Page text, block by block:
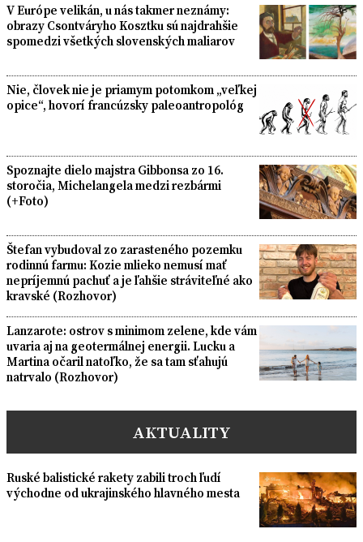
V Európe velikán, u nás takmer neznámy:
obrazy Csontváryho Kosztku sú najdrahšie
spomedzi všetkých slovenských maliarov
Nie, človek nie je priamym potomkom „veľkej
opice“, hovorí francúzsky paleoantropológ
Spoznajte dielo majstra Gibbonsa zo 16.
storočia, Michelangela medzi rezbármi
(+Foto)
Štefan vybudoval zo zarasteného pozemku
rodinnú farmu: Kozie mlieko nemusí mať
nepríjemnú pachuť a je ľahšie stráviteľné ako
kravské (Rozhovor)
Lanzarote: ostrov s minimom zelene, kde vám
uvaria aj na geotermálnej energii. Lucku a
Martina očaril natoľko, že sa tam sťahujú
natrvalo (Rozhovor)
AKTUALITY
Ruské balistické rakety zabili troch ľudí
východne od ukrajinského hlavného mesta